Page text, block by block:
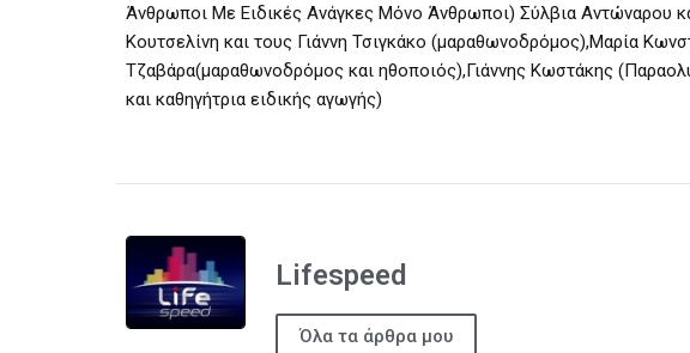
Άνθρωποι Με Ειδικές Ανάγκες Μόνο Άνθρωποι) Σύλβια Αντώναρου
Κουτσελίνη και τους Γιάννη Τσιγκάκο (μαραθωνοδρόμος),Μαρία
Τζαβάρα(μαραθωνοδρόμος και ηθοποιός),Γιάννης Κωστάκης
και καθηγήτρια ειδικής αγωγής)
Lifespeed
Όλα τα άρθρα μου